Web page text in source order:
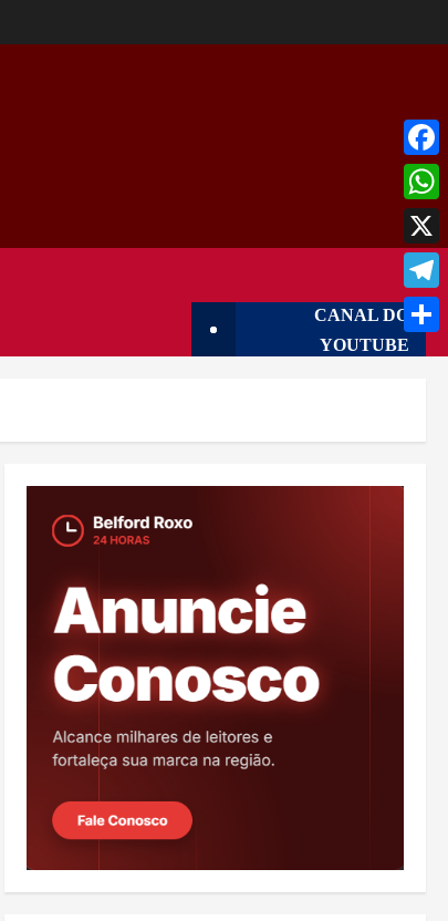
CANAL DO
YOUTUBE
X